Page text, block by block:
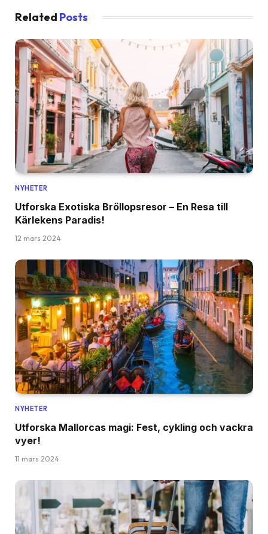
Related Posts
NYHETER
Utforska Exotiska Bröllopsresor – En Resa till
Kärlekens Paradis!
12 mars 2024
NYHETER
Utforska Mallorcas magi: Fest, cykling och vackra
vyer!
11 mars 2024